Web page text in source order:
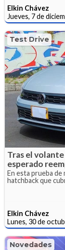
Elkin Chávez
Jueves, 7 de
Test Drive
Tras el
esperado
En esta prueba de
hatchback que
Elkin Chávez
Lunes, 30 de
Novedades